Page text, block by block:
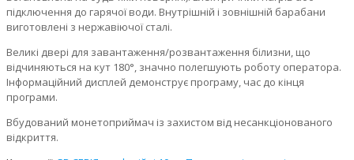
підключення до гарячої води. Внутрішній і зовнішній барабани
виготовлені з нержавіючої сталі.
Великі двері для завантаження/розвантаження білизни, що
відчиняються на кут 180°, значно полегшують роботу оператора.
Інформаційний дисплей демонструє програму, час до кінця
програми.
Вбудований монетоприймач із захистом від несанкціонованого
відкриття.